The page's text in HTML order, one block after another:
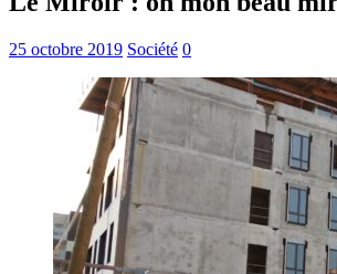
25 octobre 2019 Société 0